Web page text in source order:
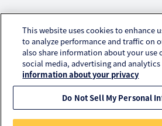
Kuraray Europe GmbH
Philipp-Reis-Straße 4
65795 Hattersheim am Main
Germany
https://www.kuraray.eu
This website uses cookies to enhance
to analyze performance and traffic on
also share information about your use
social media, advertising and
information about your privacy
Do Not Sell My Personal